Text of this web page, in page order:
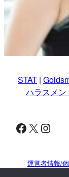
STAT |
ハラスメン
Facebook X Instagram
運営者情報/